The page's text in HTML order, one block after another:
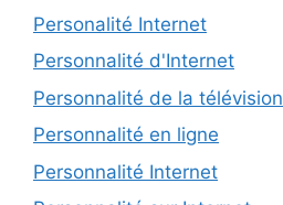
Personalité Internet
Personnalité d'Internet
Personnalité de la télévision
Personnalité en ligne
Personnalité Internet